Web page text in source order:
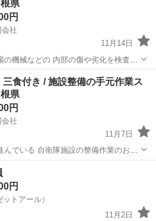
県
円
会社
11月14日
機械などの 内部の傷や劣化を検査す
仕事に従事できるよう、 補助の検査員
三食付き / 施設整備の手元作業ス
県
円
会社
11月7日
んでいる 自衛隊施設の整備作業のお仕
円
トアール）
11月2日